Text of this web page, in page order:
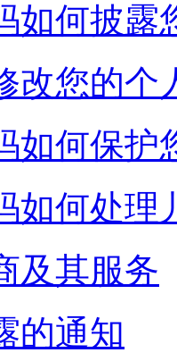
如何披露
改您的个
如何保护
如何处理
及其服务
的通知